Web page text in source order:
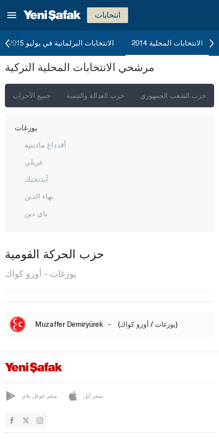
انتخابات
الانتخابات البرلمانية في يوليو 2015 الانتخابات المحلية 2014
مرشحي الانتخابات المحلية التركية
جميع الأحزاب حزب العدالة والتنمية حزب الشعب الجمهوري
توكات
طرابزون
طونجالي
أوشاك
يالوفا
يوزغات
أقدداغ مادينيه
عربلي
أيدنجيك
بهاء الدين
باي دين
بوغاز أليان
شايرألان
دوغا كينت
آيمير
جول شهري
هالي كوي
قاضي شهري
حزب الحركة القومية
يوزغات - أوزو كواك
Muzaffer Demiryürek - (يوزغات / أوزو كواك)
متجر غوغل بلاي متجر آبل